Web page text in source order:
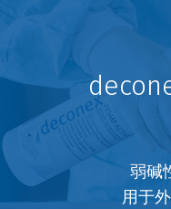
弱碱
用于